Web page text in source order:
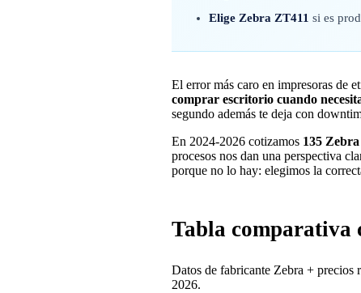
Elige Zebra ZT411 si es
El error más caro en impresoras de
comprar escritorio cuando
segundo además te deja con
En 2024-2026 cotizamos 135
procesos nos dan una perspectiva
porque no lo hay: elegimos la
Tabla comparativa
Datos de fabricante Zebra + precios
2026.